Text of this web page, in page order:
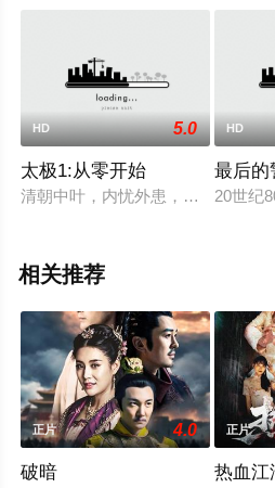
HD 5.0
太极1:从零开始
清朝中叶，内忧外患，传统崩溃，
HD
最后的
20世纪
相关推荐
正片 4.0
破暗
正片
热血江